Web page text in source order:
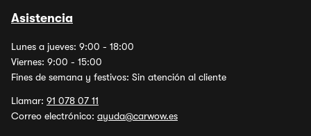
Asistencia
Lunes a jueves: 9:00 - 18:00
Viernes: 9:00 - 15:00
Fines de semana y festivos: Sin atención al cliente
Llamar: 91 078 07 11
Correo electrónico: ayuda@carwow.es